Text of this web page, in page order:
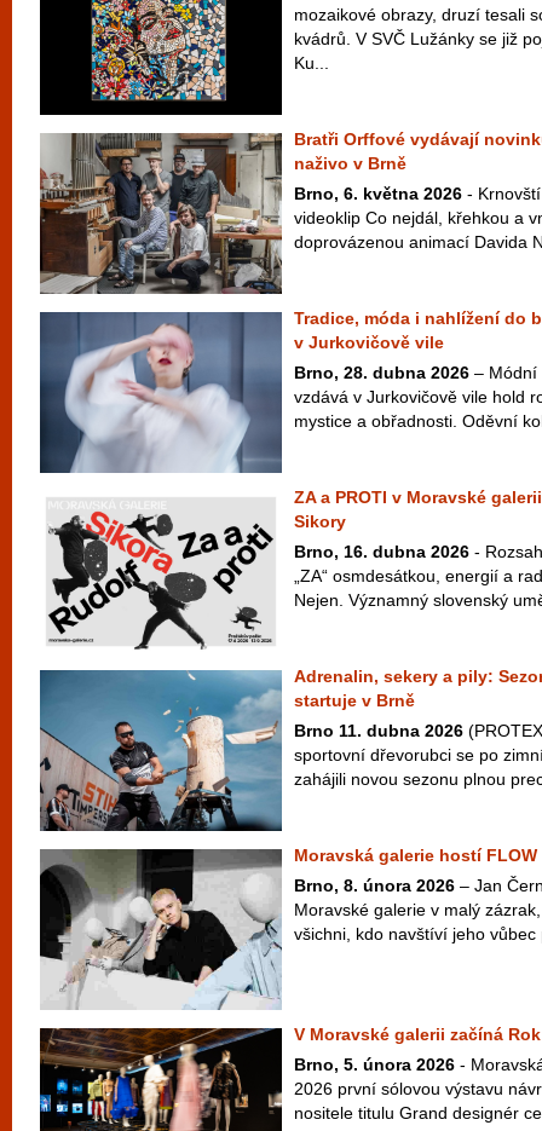
mozaikové obrazy, druzí tesali
kvádrů. V SVČ Lužánky se již
Ku...
Bratři Orffové vydávají
naživo v Brně
Brno, 6. května 2026 -
videoklip Co nejdál, křehkou a
doprovázenou animací Davida
Tradice, móda i nahlížení do
v Jurkovičově vile
Brno, 28. dubna 2026 – Módní
vzdává v Jurkovičově vile hold
mystice a obřadnosti. Oděvní
ZA a PROTI v Moravské
Sikory
Brno, 16. dubna 2026 -
„ZA“ osmdesátkou, energií a
Nejen. Významný slovenský
Adrenalin, sekery a pily:
startuje v Brně
Brno 11. dubna 2026
sportovní dřevorubci se po
zahájili novou sezonu plnou
Moravská galerie hostí FLOW
Brno, 8. února 2026 – Jan
Moravské galerie v malý
všichni, kdo navštíví jeho vůbec
V Moravské galerii začíná
Brno, 5. února 2026 -
2026 první sólovou výstavu
nositele titulu Grand designér